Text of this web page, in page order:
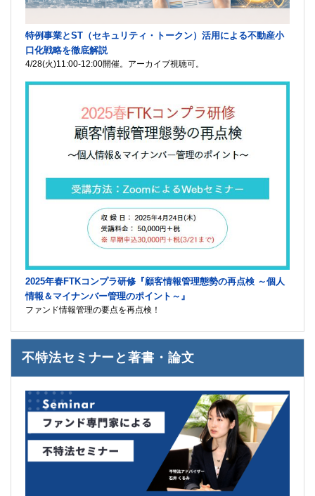
特例事業とST（セキュリティ・トークン）活用による不動産小
口化戦略を徹底解説
4/28(火)11:00-12:00開催。アーカイブ視聴可。
2025年春FTKコンプラ研修『顧客情報管理態勢の再点検 ～個人
情報＆マイナンバー管理のポイント～』
ファンド情報管理の要点を再点検！
不特法セミナーと著書・論文